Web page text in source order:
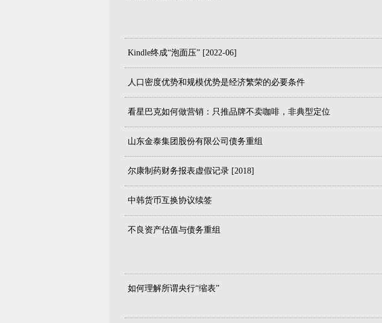
Kindle终成“泡面压” [2022-06]
人口密度优势和规模优势是经济繁荣的必要条件
看星巴克如何做营销：只推品牌不卖咖啡，非典型定位
山东金泰集团股份有限公司债务重组
尔康制药财务报表虚假记录 [2018]
中韩货币互换协议续签
不良资产估值与债务重组
如何理解所谓央行“缩表”